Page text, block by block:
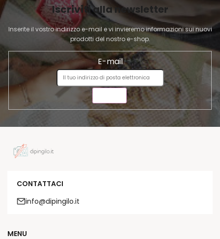
l
e
n
c
o
N
Iscriviti alla newsletter
Inserite il vostro indirizzo e-mail e vi invieremo informazioni sui nuovi
prodotti del nostro e-shop.
E-mail
CONTATTACI
info@dipingilo.it
MENU